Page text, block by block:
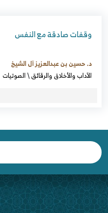
وقفات صادقة مع النفس
د. حسين بن عبدالعزيز آل الشيخ
الآداب والأخلاق والرقائق\الصوتيات